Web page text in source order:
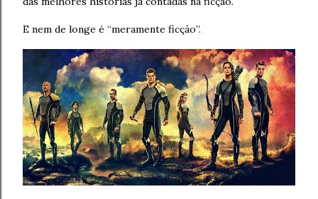
E nem de longe é “meramente ficção”.